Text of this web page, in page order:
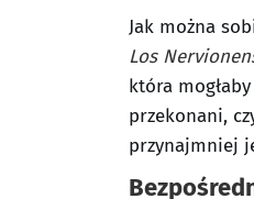
Jak można
Los
która
przekonani,
przynajmniej